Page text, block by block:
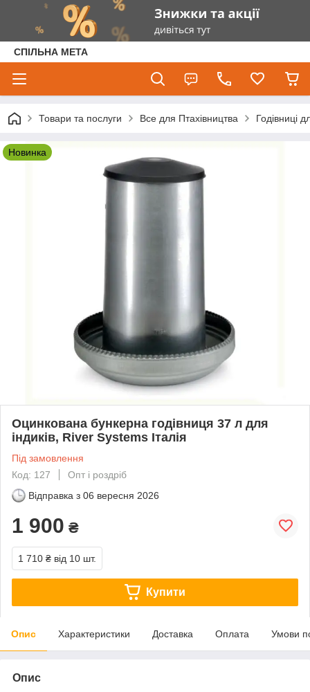
СПІЛЬНА МЕТА
Товари та послуги Все для Птахівництва Годівниці
Новинка
Оцинкована бункерна годівниця 37 л для
індиків, River Systems Італія
Під замовлення
Код: 127
Опт і роздріб
Відправка з 06 вересня 2026
1 900 ₴
1 710 ₴ від 10 шт.
Купити
Опис Характеристики Доставка Оплата Умови
Опис